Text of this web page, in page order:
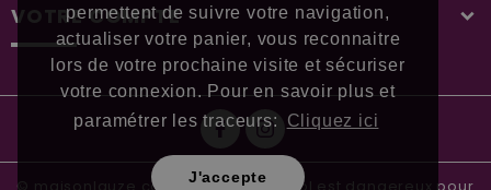
permettent de suivre votre navigation,
actualiser votre panier, vous reconnaitre
lors de votre prochaine visite et sécuriser
votre connexion. Pour en savoir plus et
paramétrer les traceurs: Cliquez ici
J'accepte
VOTRE COMPTE
© maisonlauze.com - L'abus d'alcool est dangereux pour